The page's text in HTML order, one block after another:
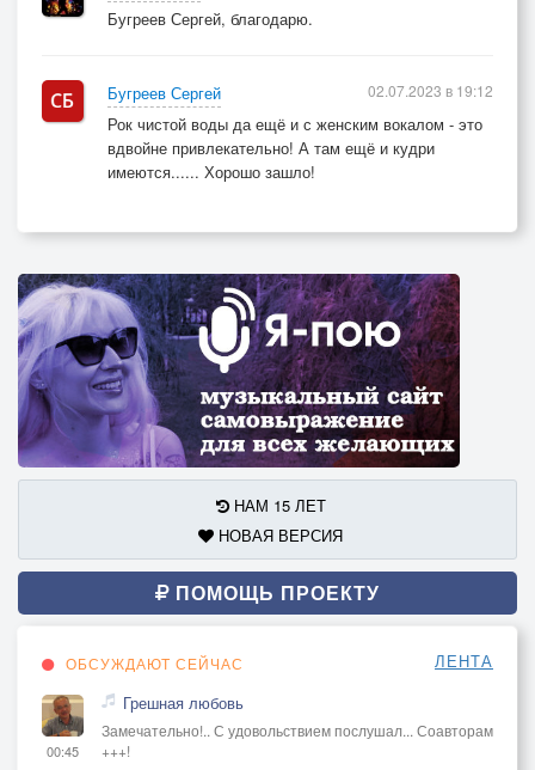
Бугреев Сергей, благодарю.
Бугреев Сергей
Рок чистой воды да ещё и с женским вокалом - это
вдвойне привлекательно! А там ещё и кудри
имеются...... Хорошо зашло!
02.07.2023 в 19:12
НАМ 15 ЛЕТ
НОВАЯ ВЕРСИЯ
ПОМОЩЬ ПРОЕКТУ
ОБСУЖДАЮТ СЕЙЧАС ЛЕНТА
00:45
Грешная любовь
Замечательно!.. С удовольствием послушал... Соавторам
+++!